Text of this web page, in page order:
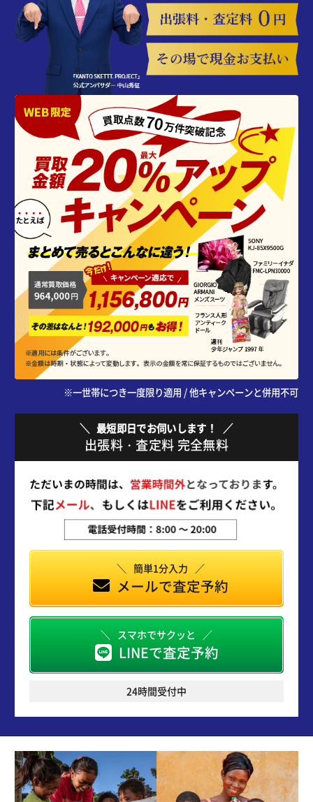
※一世帯につき一度限り適用 / 他キャンペーンと併用不可
最短即日でお伺いします！
出張料・査定料 完全無料
簡単1分入力
メールで査定予約
スマホでサクッと
LINEで査定予約
24時間受付中